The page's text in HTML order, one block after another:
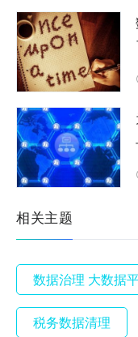
相关主题
数据治理 大数据
税务数据清理